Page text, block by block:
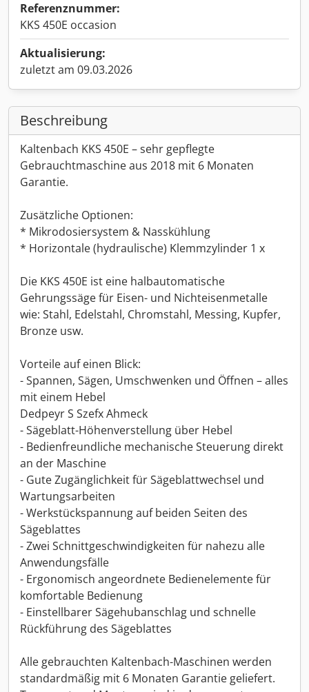
Referenznummer:
KKS 450E occasion
Aktualisierung:
zuletzt am 09.03.2026
Beschreibung
Kaltenbach KKS 450E – sehr gepflegte
Gebrauchtmaschine aus 2018 mit 6 Monaten
Garantie.
Zusätzliche Optionen:
* Mikrodosiersystem & Nasskühlung
* Horizontale (hydraulische) Klemmzylinder 1 x
Die KKS 450E ist eine halbautomatische
Gehrungssäge für Eisen- und Nichteisenmetalle
wie: Stahl, Edelstahl, Chromstahl, Messing, Kupfer,
Bronze usw.
Vorteile auf einen Blick:
- Spannen, Sägen, Umschwenken und Öffnen – alles
mit einem Hebel
Dedpeyr S Szefx Ahmeck
- Sägeblatt-Höhenverstellung über Hebel
- Bedienfreundliche mechanische Steuerung direkt
an der Maschine
- Gute Zugänglichkeit für Sägeblattwechsel und
Wartungsarbeiten
- Werkstückspannung auf beiden Seiten des
Sägeblattes
- Zwei Schnittgeschwindigkeiten für nahezu alle
Anwendungsfälle
- Ergonomisch angeordnete Bedienelemente für
komfortable Bedienung
- Einstellbarer Sägehubanschlag und schnelle
Rückführung des Sägeblattes
Alle gebrauchten Kaltenbach-Maschinen werden
standardmäßig mit 6 Monaten Garantie geliefert.